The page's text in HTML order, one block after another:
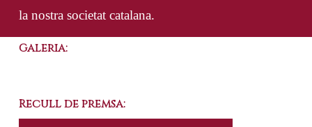
la nostra societat catalana.
Galeria:
Recull de premsa: